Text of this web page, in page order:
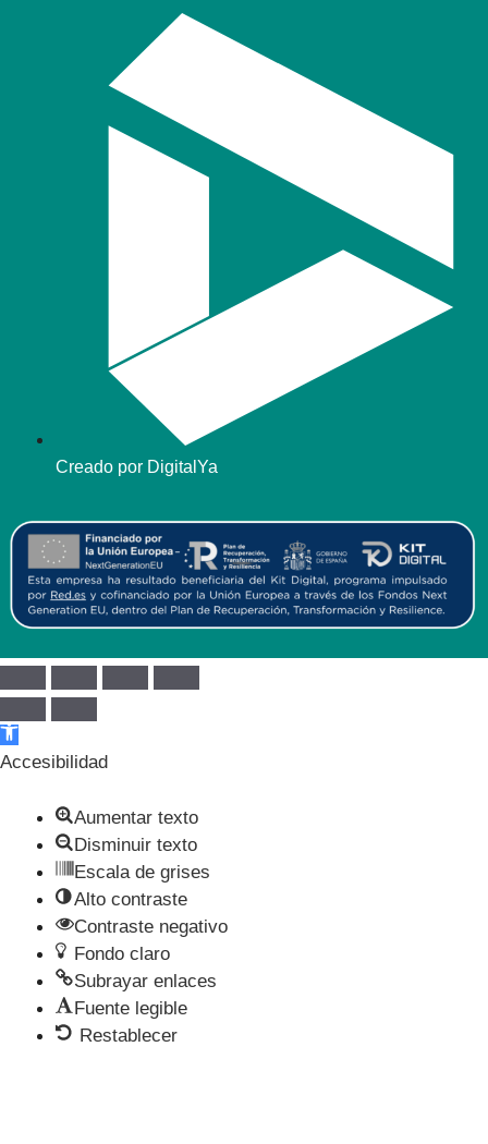
Creado por DigitalYa
Abrir barra de herramientas
Accesibilidad
Aumentar texto
Disminuir texto
Escala de grises
Alto contraste
Contraste negativo
Fondo claro
Subrayar enlaces
Fuente legible
Restablecer